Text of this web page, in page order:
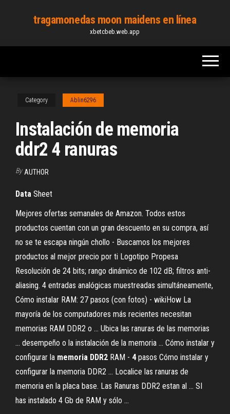
content
tragamonedas moon maidens en línea
xbetcbeb.web.app
Category Ablin6296
Instalación de memoria
ddr2 4 ranuras
By AUTHOR
Data Sheet
Mejores ofertas semanales de Amazon. Todos estos
productos cuentan con un gran descuento en su compra, así
no se te escapa ningún chollo - Buscamos los mejores
productos al mejor precio por ti Logotipo Propesa
Resolución de 24 bits; rango dinámico de 102 dB; filtros anti-
aliasing. 4 entradas analógicas muestreadas simultáneamente,
Cómo instalar RAM: 27 pasos (con fotos) - wikiHow La
mayoría de los computadores más recientes necesitan
memorias RAM DDR2 o ... Ubica las ranuras de las memorias
... desempeño o la instalación de la memoria ... Cómo instalar y
configurar la memoria DDR2 RAM - 4pasos Cómo instalar y
configurar la memoria DDR2 ... Localice las ranuras de
memoria en la placa base. Las Ranuras DDR2 estan al ... SI
has instalado 4 Gb de RAM y sólo ...